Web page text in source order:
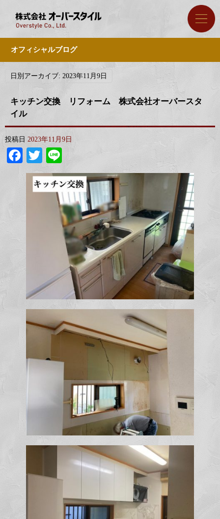
オフィシャルブログ
日別アーカイブ: 2023年11月9日
キッチン交換 リフォーム 株式会社オーバースタ
イル
投稿日 2023年11月9日
Facebook
Twitter